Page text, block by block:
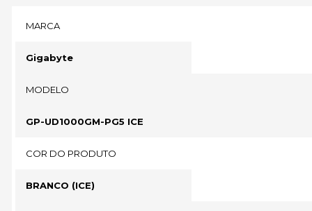
MARCA
Gigabyte
MODELO
GP-UD1000GM-PG5 ICE
COR DO PRODUTO
BRANCO (ICE)